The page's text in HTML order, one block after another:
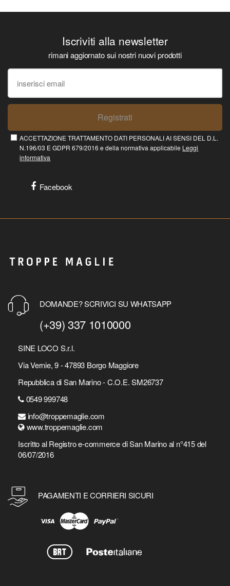
Iscriviti alla newsletter
rimani aggiornato sui nostri nuovi prodotti
Registrati
ACCETTAZIONE TRATTAMENTO DATI PERSONALI AI SENSI DEL D.L.
N.196/03 E GDPR 679/2016 e della normativa applicabile Leggi
informativa
Facebook
DOMANDE? SCRIVICI SU WHATSAPP
(+39) 337 1010000
SINE LOCO S.r.l.
Via Vernie, 9 - 47893 Borgo Maggiore
Repubblica di San Marino - C.O.E. SM26737
0549 999748
info@troppemaglie.com
www.troppemaglie.com
Iscritto al Registro e-commerce di San Marino al n°415 del
06/07/2016
PAGAMENTI E CORRIERI SICURI